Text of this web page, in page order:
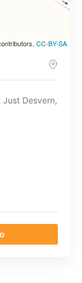
CC-BY-SA
Just Desvern,